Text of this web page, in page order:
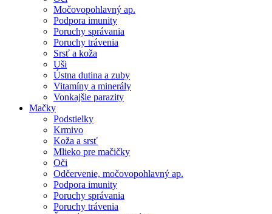
Močovopohlavný ap.
Podpora imunity
Poruchy správania
Poruchy trávenia
Srsť a koža
Uši
Ústna dutina a zuby
Vitamíny a minerály
Vonkajšie parazity
Mačky
Podstielky
Krmivo
Koža a srsť
Mlieko pre mačičky
Oči
Odčervenie, močovopohlavný ap.
Podpora imunity
Poruchy správania
Poruchy trávenia